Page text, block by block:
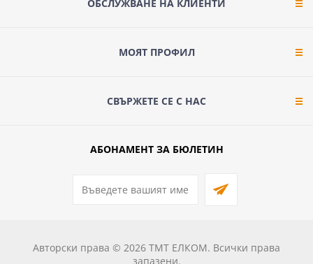
ОБСЛУЖВАНЕ НА КЛИЕНТИ
МОЯТ ПРОФИЛ
СВЪРЖЕТЕ СЕ С НАС
АБОНАМЕНТ ЗА БЮЛЕТИН
Авторски права © 2026 ТМТ ЕЛКОМ. Всички права
запазени.